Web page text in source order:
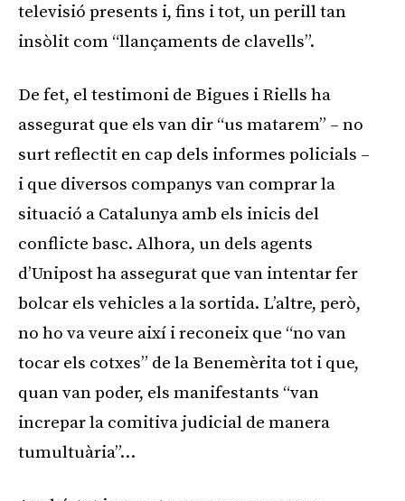
televisió presents i, fins i tot, un perill tan
insòlit com “llançaments de clavells”.
De fet, el testimoni de Bigues i Riells ha
assegurat que els van dir “us matarem” – no
surt reflectit en cap dels informes policials –
i que diversos companys van comprar la
situació a Catalunya amb els inicis del
conflicte basc. Alhora, un dels agents
d’Unipost ha assegurat que van intentar fer
bolcar els vehicles a la sortida. L’altre, però,
no ho va veure així i reconeix que “no van
tocar els cotxes” de la Benemèrita tot i que,
quan van poder, els manifestants “van
increpar la comitiva judicial de manera
tumultuària”…